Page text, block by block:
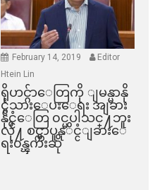
February 14, 2019
Editor
Htein Lin
ရိုဟင္ဂ်ာေတြကို ျမန္မာနို
င္ငံသားေပးေရး အျခား
နိုင္ငံေတြ ၀င္မပါသင္႔ဘူး
လို႔ စင္ကာပူနုိင္ငံျခားေ
ရး၀န္ၾကီးဆို